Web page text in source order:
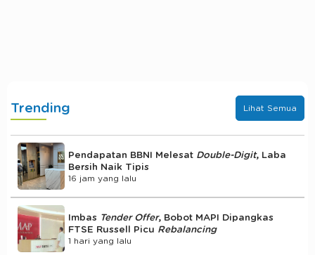
Trending Lihat Semua
Pendapatan BBNI Melesat Double-Digit, Laba
Bersih Naik Tipis
16 jam yang lalu
Imbas Tender Offer, Bobot MAPI Dipangkas
FTSE Russell Picu Rebalancing
1 hari yang lalu